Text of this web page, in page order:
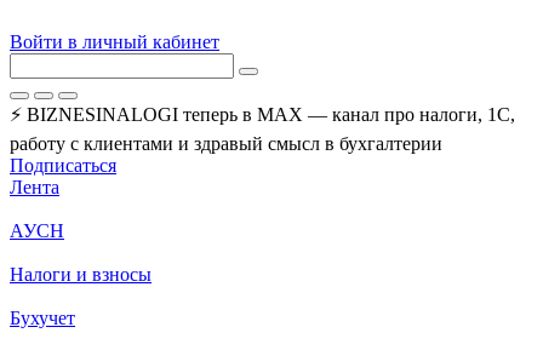
Войти в личный кабинет
⚡ BIZNESINALOGI теперь в MAX — канал про налоги, 1С,
работу с клиентами и здравый смысл в бухгалтерии
Подписаться
Лента
АУСН
Налоги и взносы
Бухучет